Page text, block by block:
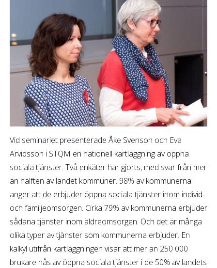
Vid seminariet presenterade Åke Svenson och Eva
Arvidsson i STQM en nationell kartläggning av öppna
sociala tjänster. Två enkäter har gjorts, med svar från mer
än hälften av landet kommuner. 98% av kommunerna
anger att de erbjuder öppna sociala tjänster inom individ-
och familjeomsorgen. Cirka 79% av kommunerna erbjuder
sådana tjänster inom äldreomsorgen. Och det är många
olika typer av tjänster som kommunerna erbjuder. En
kalkyl utifrån kartläggningen visar att mer än 250 000
brukare nås av öppna sociala tjänster i de 50% av landets